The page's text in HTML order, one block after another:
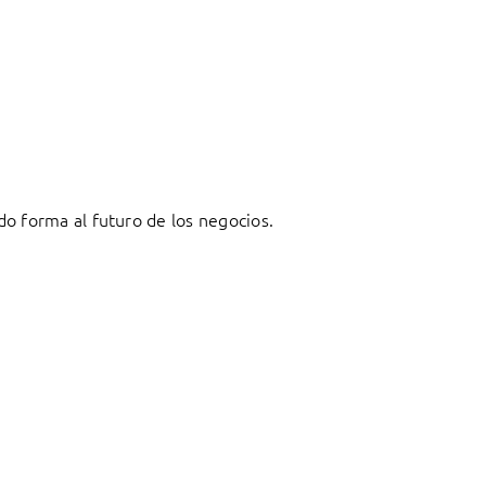
forma al futuro de los negocios.